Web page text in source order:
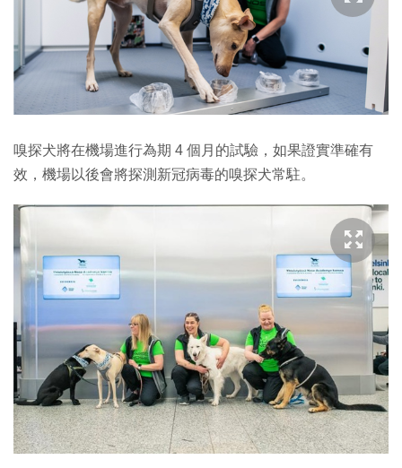
嗅探犬將在機場進行為期 4 個月的試驗，如果證實準確有
效，機場以後會將探測新冠病毒的嗅探犬常駐。